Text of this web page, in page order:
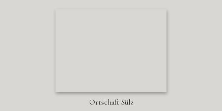
Ortschaft Sülz